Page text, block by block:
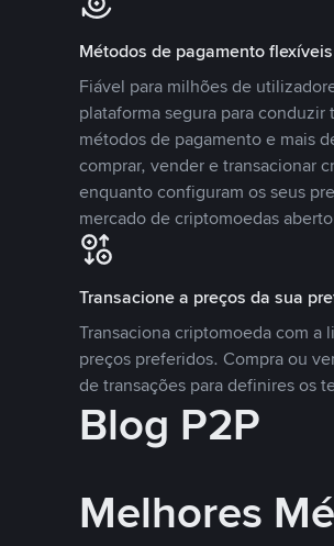
Métodos de pagamento flexíveis
Fiável para milhões de
plataforma segura para
métodos de pagamento e mais
comprar, vender e transacionar
enquanto configuram os seus
mercado de criptomoedas
Transacione a preços da sua
Transaciona criptomoeda com a
preços preferidos. Compra ou
de transações para definires os
Blog P2P
Melhores